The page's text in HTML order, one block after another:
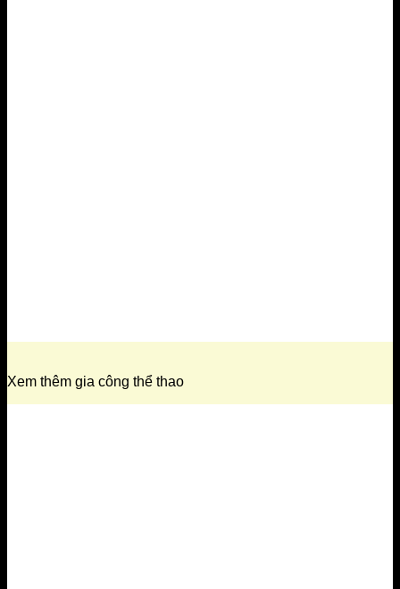
Xem thêm gia công thể thao